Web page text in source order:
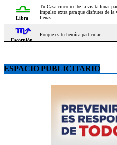
ESPACIO PUBLICITARIO